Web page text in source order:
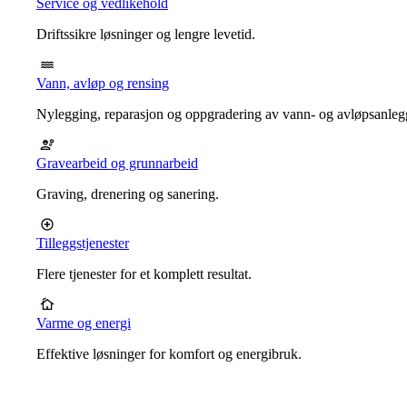
Driftssikre løsninger og lengre levetid.
Vann, avløp og rensing
Nylegging, reparasjon og oppgradering av vann- og
Gravearbeid og grunnarbeid
Graving, drenering og sanering.
Tilleggstjenester
Flere tjenester for et komplett resultat.
Varme og energi
Effektive løsninger for komfort og energibruk.